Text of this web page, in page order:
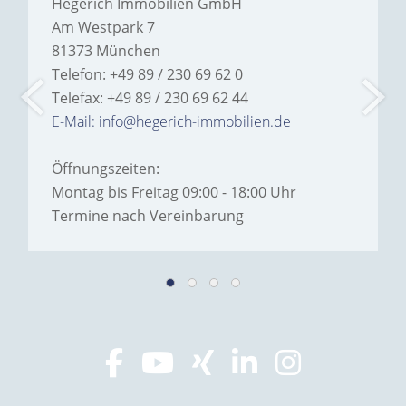
Am Westpark 7
81373 München
Telefon: +49 89 / 230 69 62 0
Telefax: +49 89 / 230 69 62 44
E-Mail: info@hegerich-immobilien.de
Öffnungszeiten:
Montag bis Freitag 09:00 - 18:00 Uhr
Termine nach Vereinbarung